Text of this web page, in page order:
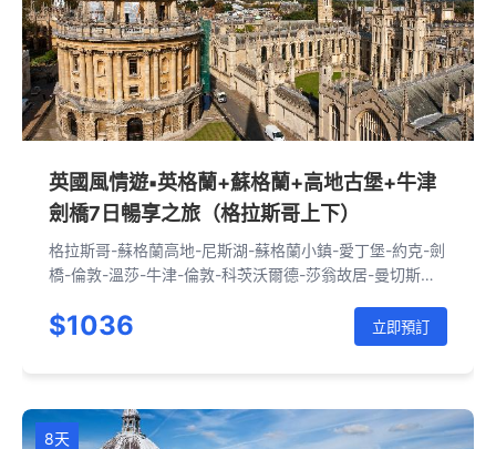
英國風情遊▪英格蘭+蘇格蘭+高地古堡+牛津
劍橋7日暢享之旅（格拉斯哥上下）
格拉斯哥-蘇格蘭高地-尼斯湖-蘇格蘭小鎮-愛丁堡-約克-劍
橋-倫敦-溫莎-牛津-倫敦-科茨沃爾德-莎翁故居-曼切斯特-
$1036 立即預訂
8天